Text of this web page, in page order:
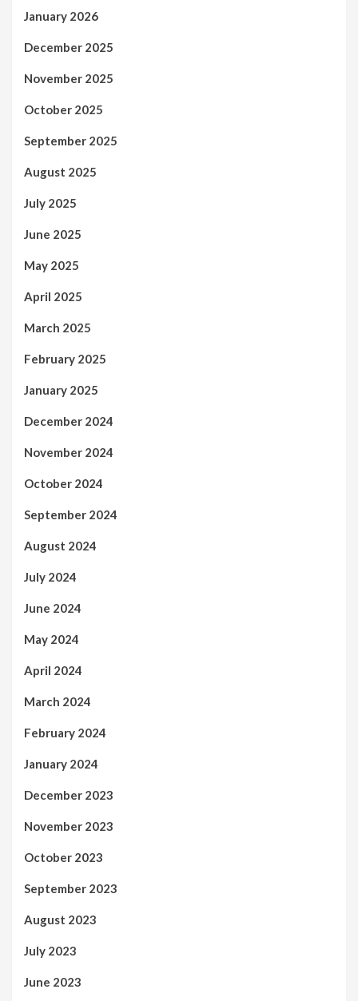
January 2026
December 2025
November 2025
October 2025
September 2025
August 2025
July 2025
June 2025
May 2025
April 2025
March 2025
February 2025
January 2025
December 2024
November 2024
October 2024
September 2024
August 2024
July 2024
June 2024
May 2024
April 2024
March 2024
February 2024
January 2024
December 2023
November 2023
October 2023
September 2023
August 2023
July 2023
June 2023